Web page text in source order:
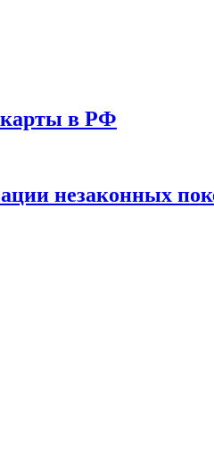
в РФ
незаконных